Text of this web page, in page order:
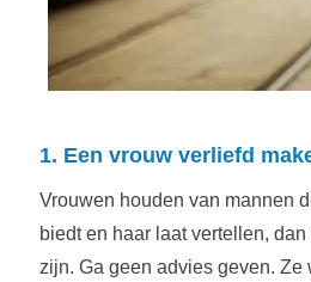
1. Een vrouw verliefd
Vrouwen houden van mannen
biedt en haar laat vertellen,
zijn. Ga geen advies geven.